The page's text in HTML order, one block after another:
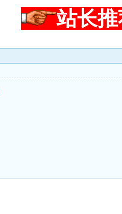
站长